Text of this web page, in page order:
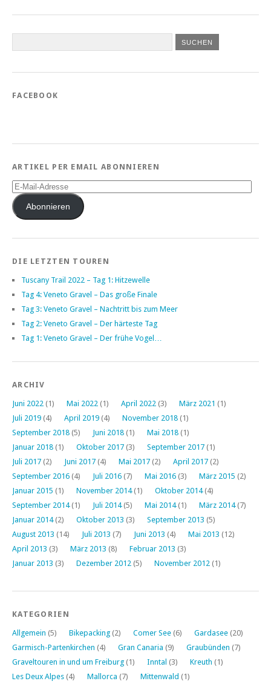
FACEBOOK
ARTIKEL PER EMAIL ABONNIEREN
E-
Mail-
AdresseAbonnieren
DIE LETZTEN TOUREN
Tuscany Trail 2022 – Tag 1: Hitzewelle
Tag 4: Veneto Gravel – Das große Finale
Tag 3: Veneto Gravel – Nachtritt bis zum Meer
Tag 2: Veneto Gravel – Der härteste Tag
Tag 1: Veneto Gravel – Der frühe Vogel…
ARCHIV
Juni 2022 (1) Mai 2022 (1) April 2022 (3) März 2021 (1)
Juli 2019 (4) April 2019 (4) November 2018 (1)
September 2018 (5) Juni 2018 (1) Mai 2018 (1)
Januar 2018 (1) Oktober 2017 (3) September 2017 (1)
Juli 2017 (2) Juni 2017 (4) Mai 2017 (2) April 2017 (2)
September 2016 (4) Juli 2016 (7) Mai 2016 (3) März 2015 (2)
Januar 2015 (1) November 2014(1) Oktober 2014(4)
September 2014(1) Juli 2014(5) Mai 2014(1) März 2014(7)
Januar 2014(2) Oktober 2013 (3) September 2013 (5)
August 2013 (14) Juli 2013 (7) Juni 2013 (4) Mai 2013 (12)
April 2013 (3) März 2013 (8) Februar 2013 (3)
Januar 2013 (3) Dezember 2012 (5) November 2012 (1)
KATEGORIEN
Allgemein (5) Bikepacking (2) Comer See (6) Gardasee (20)
Garmisch-Partenkirchen (4) Gran Canaria (9) Graubünden (7)
Graveltouren in und um Freiburg (1) Inntal (3) Kreuth (1)
Les Deux Alpes (4) Mallorca (7) Mittenwald (1)